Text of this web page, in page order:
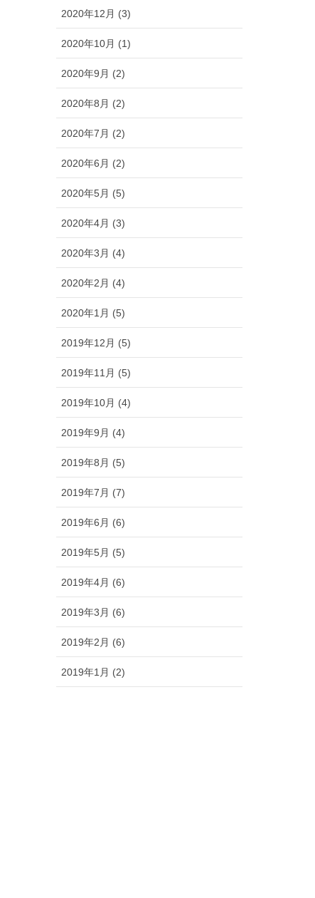
2020年12月 (3)
2020年10月 (1)
2020年9月 (2)
2020年8月 (2)
2020年7月 (2)
2020年6月 (2)
2020年5月 (5)
2020年4月 (3)
2020年3月 (4)
2020年2月 (4)
2020年1月 (5)
2019年12月 (5)
2019年11月 (5)
2019年10月 (4)
2019年9月 (4)
2019年8月 (5)
2019年7月 (7)
2019年6月 (6)
2019年5月 (5)
2019年4月 (6)
2019年3月 (6)
2019年2月 (6)
2019年1月 (2)